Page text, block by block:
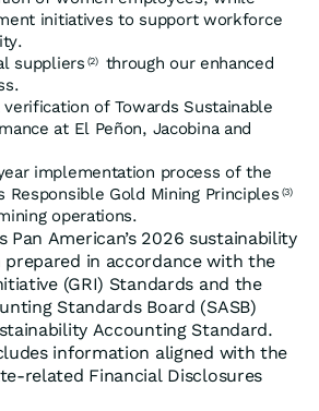
initiatives to support workforce
suppliers (2)
through our enhanced
of Towards Sustainable
at El Peñon, Jacobina and
implementation process of the
Responsible Gold Mining Principles (3)
operations.
Pan American’s 2026 sustainability
prepared in accordance with the
(GRI) Standards and the
Standards Board (SASB)
Accounting Standard.
information aligned with the
related Financial Disclosures